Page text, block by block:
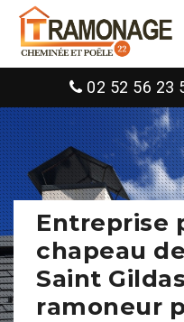
02 52 56 23
Entreprise
chapeau
Saint
ramoneur